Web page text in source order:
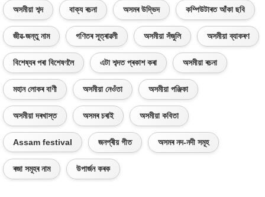
অসমীয়া শব্দ বাক্য ৰচনা অসমৰ উদ্ভিদ কম্পিউটাৰত আঁকা ছবি
জীৱ-জন্তু নাম গণিতৰ সূত্ৰাৱলী অসমীয়া সঁজুলি অসমীয়া ব্যাকৰণ
বিশেষ্যৰ পৰা বিশেষণলৈ এটা শব্দত প্ৰকাশ কৰা অসমীয়া ৰচনা
মহান লোকৰ বাণী অসমীয়া নেওঁতা অসমীয়া পঞ্জিকা
অসমীয়া দৰখাস্ত অসমৰ চৰাই অসমীয়া কবিতা
Assam festival জনপ্ৰীয় গীত অসমৰ নদ-নদী সমূহ
ৰজা সমূহৰ নাম উপাৰ্জন কৰক